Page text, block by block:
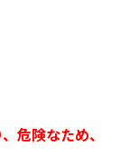
危険なため、